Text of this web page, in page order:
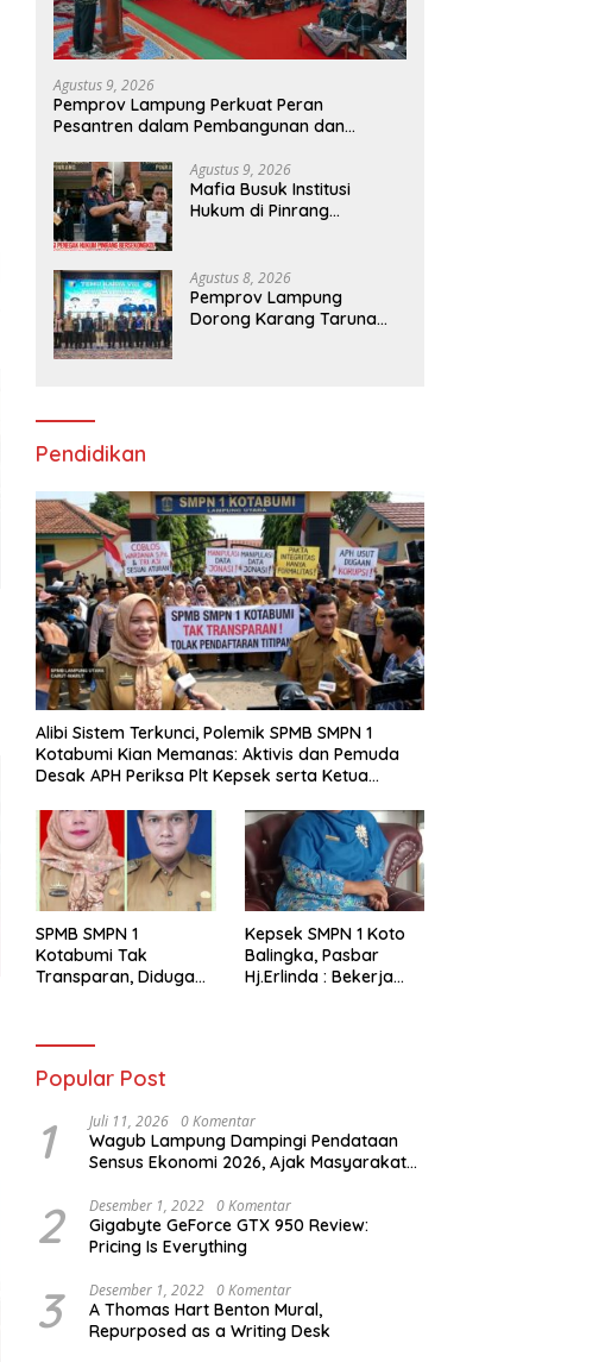
Agustus 9, 2026
Pemprov Lampung Perkuat Peran
Pesantren dalam Pembangunan dan
Agustus 9, 2026
Mafia Busuk Institusi
Hukum di Pinrang
Agustus 8, 2026
Pemprov Lampung
Dorong Karang Taruna
Pendidikan
Alibi Sistem Terkunci, Polemik SPMB SMPN 1
Kotabumi Kian Memanas: Aktivis dan Pemuda
Desak APH Periksa Plt Kepsek serta Ketua
SPMB SMPN 1
Kotabumi Tak
Transparan, Diduga
Susanto Harus
Kepsek SMPN 1 Koto
Balingka, Pasbar
Hj.Erlinda : Bekerja
Popular Post
1 Juli 11, 2026 0 Komentar
Wagub Lampung Dampingi Pendataan
Sensus Ekonomi 2026, Ajak Masyarakat
2 Desember 1, 2022 0 Komentar
Gigabyte GeForce GTX 950 Review:
Pricing Is Everything
3 Desember 1, 2022 0 Komentar
A Thomas Hart Benton Mural,
Repurposed as a Writing Desk